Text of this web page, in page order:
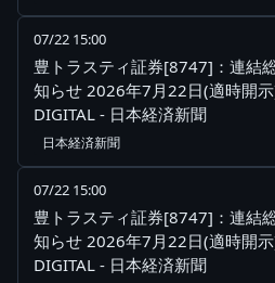
07/22 15:00
豊トラスティ証券[8747]：連結
知らせ 2026年7月22日(適時開
DIGITAL - 日本経済新聞
日本経済新聞
07/22 15:00
豊トラスティ証券[8747]：連結
知らせ 2026年7月22日(適時開
DIGITAL - 日本経済新聞